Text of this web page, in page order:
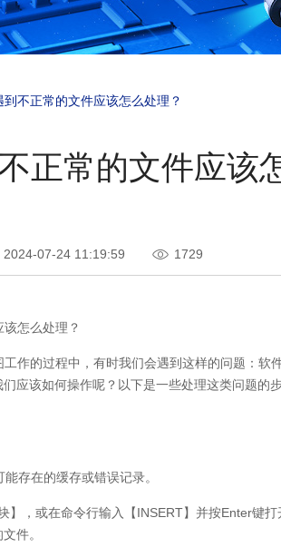
到不正常的文件应该怎么处理？
正常的文件应该
2024-07-24 11:19:59 1729
怎么处理？
工作的过程中，有时我们会遇到这样的问题：软
应该如何操作呢？以下是一些处理这类问题的
存在的缓存或错误记录。
】，或在命令行输入【INSERT】并按Enter键打
件。